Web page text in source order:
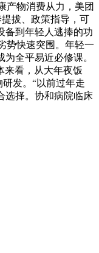
产物消费从力，美团
拔、政策指导，可
备到年轻人逃捧的功
势快速突围。年轻一
全平易近必修课。
来看，从大年夜饭
发。“以前过年走
选择。协和病院临床